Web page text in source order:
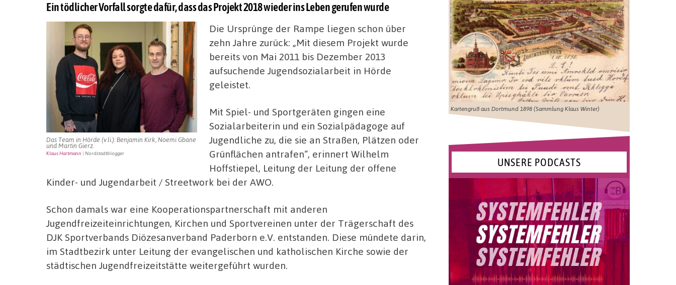
Ein tödlicher Vorfall sorgte dafür, dass das Projekt 2018 wieder ins Leben gerufen wurde
Das Team in Hörde (v.li.): Benjamin Kirk, Noemi Gbane
und Martin Gierz.
Klaus Hartmann | Nordstadtblogger
Die Ursprünge der Rampe liegen schon über
zehn Jahre zurück: „Mit diesem Projekt wurde
bereits von Mai 2011 bis Dezember 2013
aufsuchende Jugendsozialarbeit in Hörde
geleistet.
Mit Spiel- und Sportgeräten gingen eine
Sozialarbeiterin und ein Sozialpädagoge auf
Jugendliche zu, die sie an Straßen, Plätzen oder
Grünflächen antrafen“, erinnert Wilhelm
Hoffstiepel, Leitung der Leitung der offene
Kinder- und Jugendarbeit / Streetwork bei der AWO.
Schon damals war eine Kooperationspartnerschaft mit anderen
Jugendfreizeiteinrichtungen, Kirchen und Sportvereinen unter der Trägerschaft des
DJK Sportverbands Diözesanverband Paderborn e.V. entstanden. Diese mündete darin,
im Stadtbezirk unter Leitung der evangelischen und katholischen Kirche sowie der
städtischen Jugendfreizeitstätte weitergeführt wurden.
Kartengruß aus Dortmund 1898 (Sammlung Klaus Winter)
UNSERE PODCASTS